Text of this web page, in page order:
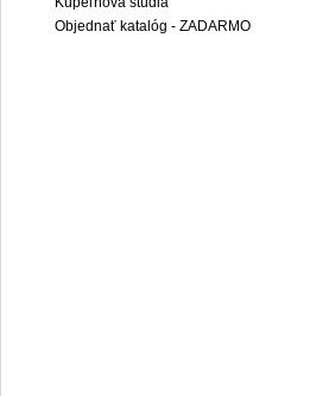
Objednať katalóg - ZADARMO